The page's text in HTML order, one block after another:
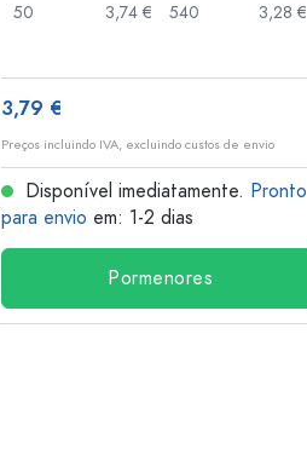
50
3,74 €
540
3,28 €
3,79 €
Preços incluindo IVA, excluindo custos de envio
Disponível imediatamente. Pronto
para envio em: 1-2 dias
Pormenores